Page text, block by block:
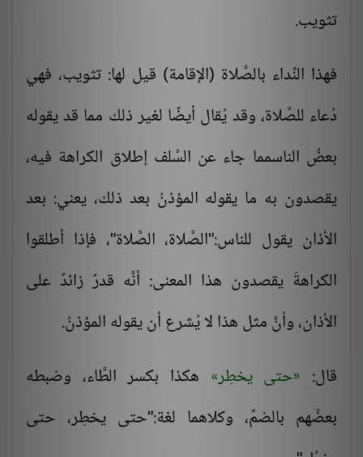
تثويب.
فهذا النِّداء بالصَّلاة (الإقامة) قيل لها: تثويب، فهي
دُعاء للصَّلاة، وقد يُقال أيضًا لغير ذلك مما قد يقوله
بعضُ الناسمما جاء عن السَّلف إطلاق الكراهة فيه،
يقصدون به ما يقوله المؤذنُ بعد ذلك، يعني: بعد
الأذان يقول للناس:"الصَّلاة، الصَّلاة"، فإذا أطلقوا
الكراهةَ يقصدون هذا المعنى: أنَّه قدرٌ زائدٌ على
الأذان، وأنَّ مثل هذا لا يُشرع أن يقوله المؤذنُ.
قال:
حتى يخطِر
هكذا بكسر الطَّاء، وضبطه
بعضُهم بالضمِّ، وكلاهما لغة:"حتى يخطِر، حتى